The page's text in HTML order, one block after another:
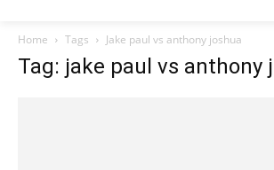
Home Tags Jake paul vs anthony joshua
Tag: jake paul vs anthony